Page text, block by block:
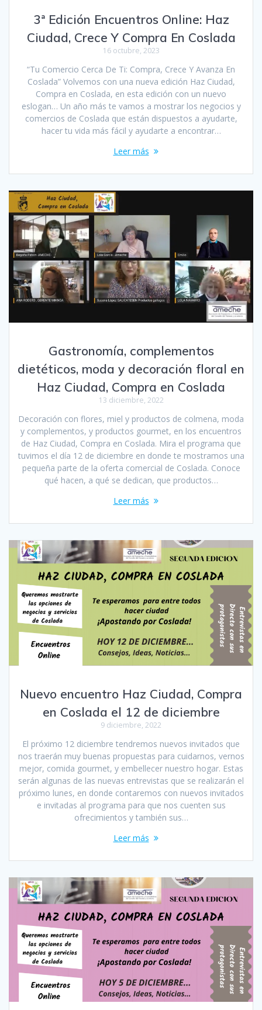
3ª Edición Encuentros Online: Haz
Ciudad, Crece Y Compra En Coslada
16 octubre, 2023
“Tu Comercio Cerca De Ti: Compra, Crece Y Avanza En
Coslada” Volvemos con una nueva edición Haz Ciudad,
Compra en Coslada, en esta edición con un nuevo
eslogan… Un año más te vamos a mostrar los negocios y
comercios de Coslada que están dispuestos a ayudarte,
hacer tu vida más fácil y ayudarte a encontrar…
Leer más
Gastronomía, complementos
dietéticos, moda y decoración floral en
Haz Ciudad, Compra en Coslada
13 diciembre, 2022
Decoración con flores, miel y productos de colmena, moda
y complementos, y productos gourmet, en los encuentros
de Haz Ciudad, Compra en Coslada. Mira el programa que
tuvimos el día 12 de diciembre en donde te mostramos una
pequeña parte de la oferta comercial de Coslada. Conoce
qué hacen, a qué se dedican, que productos…
Leer más
Nuevo encuentro Haz Ciudad, Compra
en Coslada el 12 de diciembre
9 diciembre, 2022
El próximo 12 diciembre tendremos nuevos invitados que
nos traerán muy buenas propuestas para cuidarnos, vernos
mejor, comida gourmet, y embellecer nuestro hogar. Estas
serán algunas de las nuevas entrevistas que se realizarán el
próximo lunes, en donde contaremos con nuevos invitados
e invitadas al programa para que nos cuenten sus
ofrecimientos y también sus…
Leer más